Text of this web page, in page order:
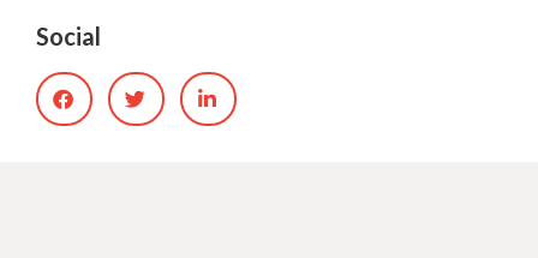
Social